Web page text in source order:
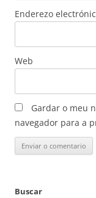
Enderezo
Web
Gardar o meu
navegador para a
Buscar